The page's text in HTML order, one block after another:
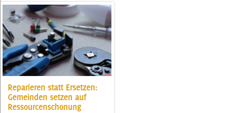
Reparieren statt Ersetzen:
Gemeinden setzen auf
Ressourcenschonung